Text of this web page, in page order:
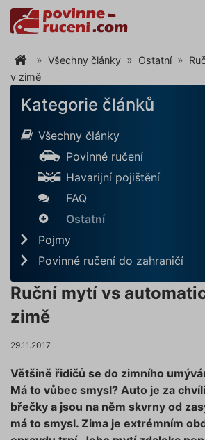
Všechny články Ostatní
v zimě
Kategorie článků
Všechny články
Povinné ručení
Havarijní pojištění
FAQ
Ostatní
Pojmy
Povinné ručení do zahraničí
Ruční mytí vs
zimě
29.11.2017
Většině řidičů se do zimního
Má to vůbec smysl? Auto je za
břečky a jsou na něm skvrny od
má to smysl. Zima je extrémním